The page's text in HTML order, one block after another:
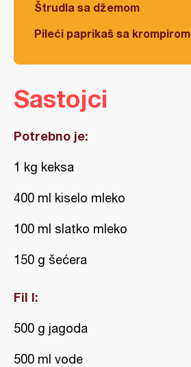
Štrudla sa džemom
Pileći paprikaš sa krompirom
Sastojci
Potrebno je:
1 kg keksa
400 ml kiselo mleko
100 ml slatko mleko
150 g šećera
Fil I:
500 g jagoda
500 ml vode